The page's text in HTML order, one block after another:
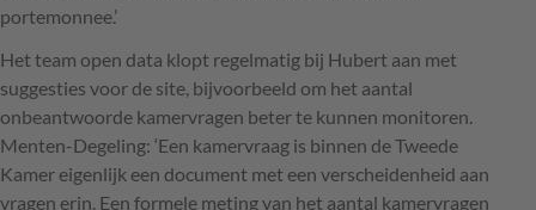
portemonnee.’
Het team open data klopt regelmatig bij Hubert aan met
suggesties voor de site, bijvoorbeeld om het aantal
onbeantwoorde kamervragen beter te kunnen monitoren.
Menten-Degeling: ‘Een kamervraag is binnen de Tweede
Kamer eigenlijk een document met een verscheidenheid aan
vragen erin. Een formele meting van het aantal kamervragen